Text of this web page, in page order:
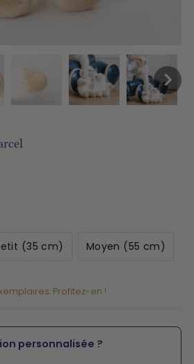
(35 cm) Moyen (55 cm)
Profitez-en !
personnalisée ?